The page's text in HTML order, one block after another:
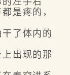
是疼的，
了体内的
出现的那